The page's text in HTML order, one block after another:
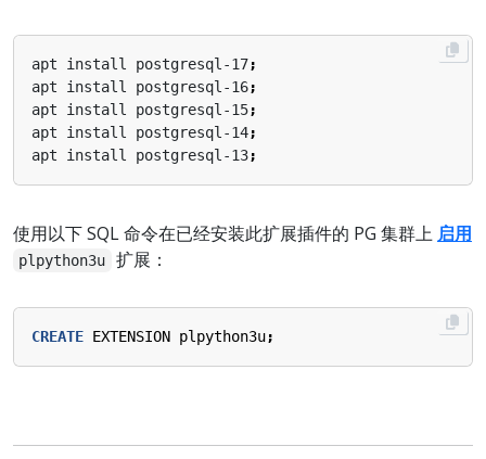
apt install postgresql-17;
apt install postgresql-16;
apt install postgresql-15;
apt install postgresql-14;
apt install postgresql-13;
使用以下 SQL 命令在已经安装此扩展插件的 PG 集群上 启用
plpython3u 扩展：
CREATE EXTENSION plpython3u;